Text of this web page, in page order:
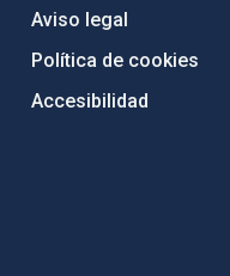
Aviso legal
Política de cookies
Accesibilidad